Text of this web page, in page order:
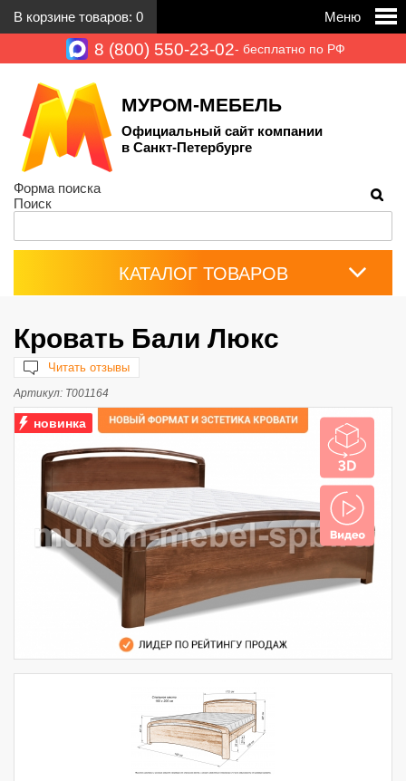
В корзине товаров: 0 Меню
8 (800) 550-23-02- бесплатно по РФ
МУРОМ-МЕБЕЛЬ
Официальный сайт компании
в Санкт-Петербурге
Форма поиска
Поиск
КАТАЛОГ ТОВАРОВ
Кровать Бали Люкс
Читать отзывы
Артикул: Т001164
новинка